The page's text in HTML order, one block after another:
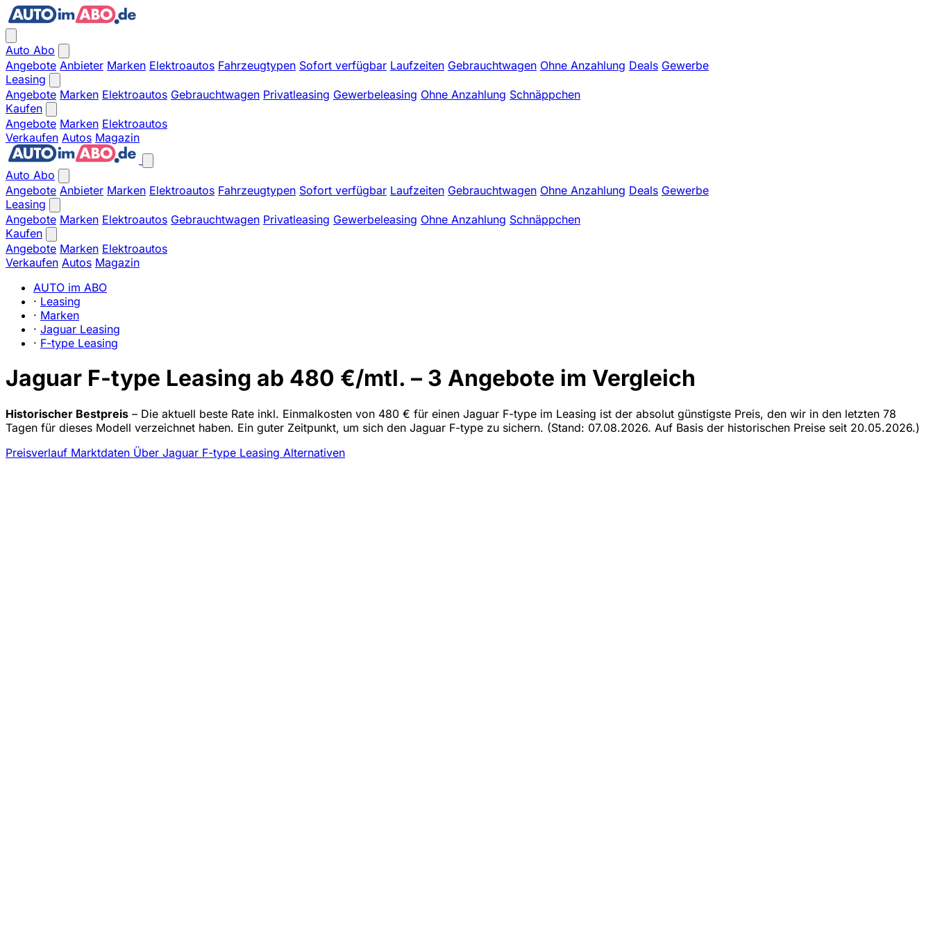
Auto Abo
Angebote Anbieter Marken Elektroautos Fahrzeugtypen Sofort verfügbar Laufzeiten Gebrauchtwagen Ohne Anzahlung Deals Gewerbe
Leasing
Angebote Marken Elektroautos Gebrauchtwagen Privatleasing Gewerbeleasing Ohne Anzahlung Schnäppchen
Kaufen
Angebote Marken Elektroautos
Verkaufen Autos Magazin
Auto Abo
Angebote Anbieter Marken Elektroautos Fahrzeugtypen Sofort verfügbar Laufzeiten Gebrauchtwagen Ohne Anzahlung Deals Gewerbe
Leasing
Angebote Marken Elektroautos Gebrauchtwagen Privatleasing Gewerbeleasing Ohne Anzahlung Schnäppchen
Kaufen
Angebote Marken Elektroautos
Verkaufen Autos Magazin
AUTO im ABO
· Leasing
· Marken
· Jaguar Leasing
· F-type Leasing
Jaguar F-type Leasing ab 480 €/mtl. – 3 Angebote im Vergleich
Historischer Bestpreis – Die aktuell beste Rate inkl. Einmalkosten von 480 € für einen Jaguar F-type im Leasing ist der absolut günstigste Preis, den wir in den letzten 78
Tagen für dieses Modell verzeichnet haben. Ein guter Zeitpunkt, um sich den Jaguar F-type zu sichern. (Stand: 07.08.2026. Auf Basis der historischen Preise seit 20.05.2026.)
Preisverlauf Marktdaten Über Jaguar F-type Leasing Alternativen